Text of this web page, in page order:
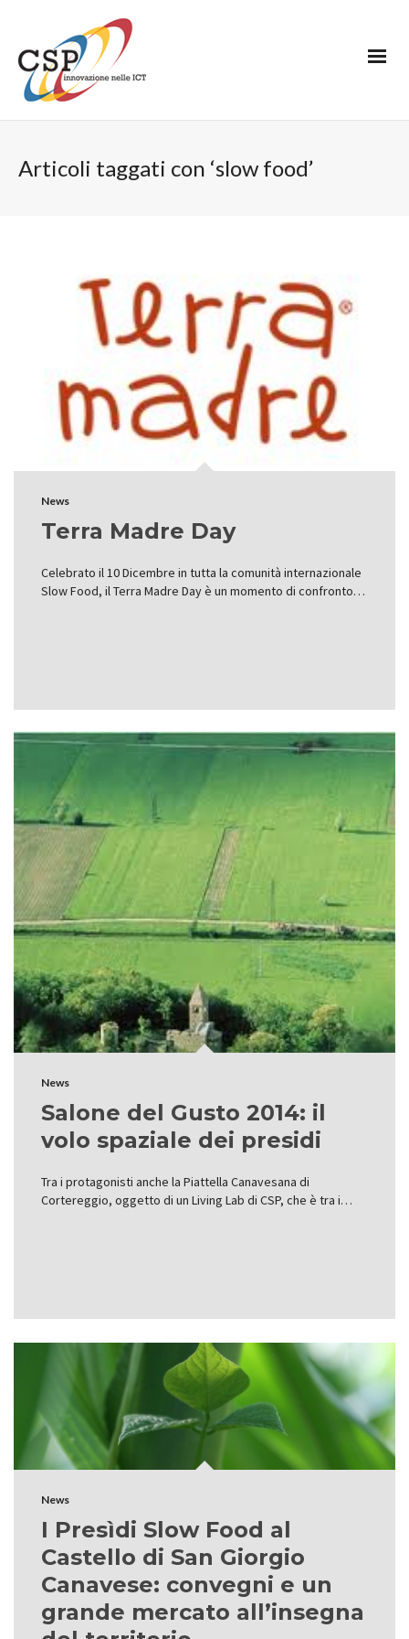
Articoli taggati con ‘slow food’
News
Terra Madre Day
Celebrato il 10 Dicembre in tutta la comunità internazionale
Slow Food, il Terra Madre Day è un momento di confronto…
News
Salone del Gusto 2014: il
volo spaziale dei presidi
Tra i protagonisti anche la Piattella Canavesana di
Cortereggio, oggetto di un Living Lab di CSP, che è tra i…
News
I Presìdi Slow Food al
Castello di San Giorgio
Canavese: convegni e un
grande mercato all’insegna